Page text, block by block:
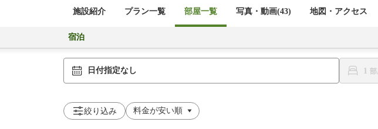
施設紹介 プラン一覧 部屋一覧 写真・動画(43) 地図・アクセス
宿泊
日付指定なし 1
絞り込み